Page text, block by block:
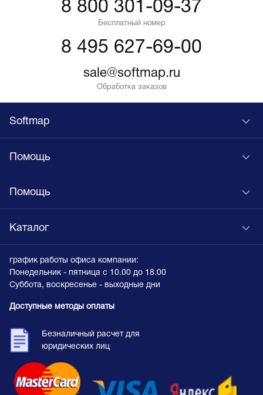
8 800 301-09-37
Бесплатный номер
8 495 627-69-00
sale@softmap.ru
Обработка заказов
Softmap
Помощь
Помощь
Каталог
график работы офиса компании:
Понедельник - пятница с 10.00 до 18.00
Суббота, воскресенье - выходные дни
Доступные методы оплаты
Безналичный расчет для
юридических лиц